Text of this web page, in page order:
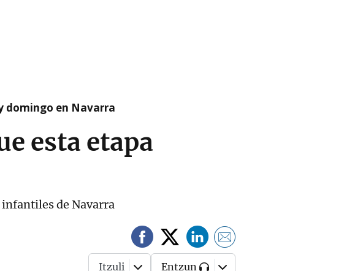
domingo en Navarra
esta etapa
infantiles de Navarra
Itzuli Entzun